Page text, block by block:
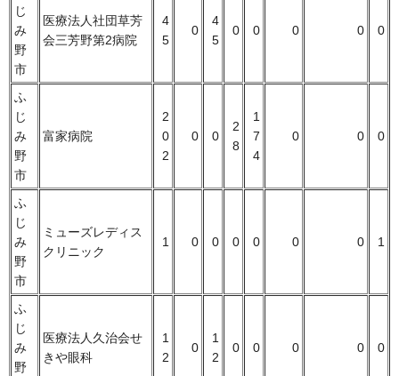
じ
み
野
市
医療法人社団草芳
会三芳野第2病院
4
5
0
4
5
0 0 0 0 0
ふ
じ
み
野
市
富家病院
2
0
2
0 0
2
8
1
7
4
0 0 0
ふ
じ
み
野
市
ミューズレディス
クリニック
1 0 0 0 0 0 0 1
ふ
じ
み
野
医療法人久治会せ
きや眼科
1
2
0
1
2
0 0 0 0 0